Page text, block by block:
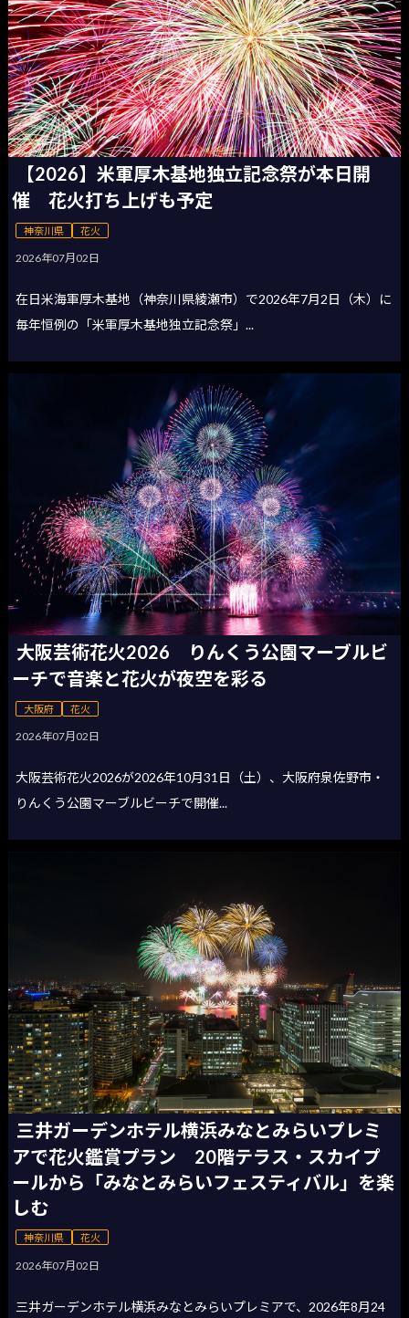
【2026】米軍厚木基地独立記念祭が本日開
催 花火打ち上げも予定
神奈川県 花火
2026年07月02日
在日米海軍厚木基地（神奈川県綾瀬市）で2026年7月2日（木）に
毎年恒例の「米軍厚木基地独立記念祭」...
大阪芸術花火2026 りんくう公園マーブルビ
ーチで音楽と花火が夜空を彩る
大阪府 花火
2026年07月02日
大阪芸術花火2026が2026年10月31日（土）、大阪府泉佐野市・
りんくう公園マーブルビーチで開催...
三井ガーデンホテル横浜みなとみらいプレミ
アで花火鑑賞プラン 20階テラス・スカイプ
ールから「みなとみらいフェスティバル」を楽
しむ
神奈川県 花火
2026年07月02日
三井ガーデンホテル横浜みなとみらいプレミアで、2026年8月24